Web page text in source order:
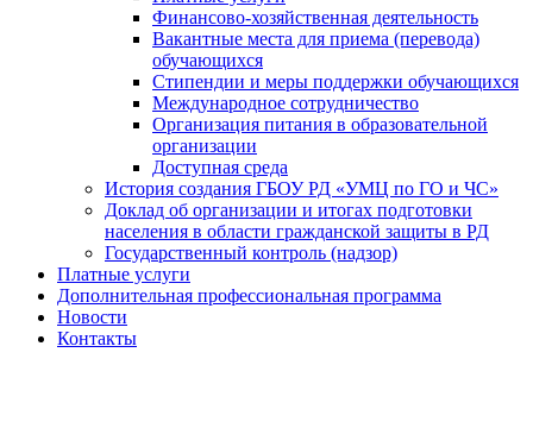
Финансово-хозяйственная деятельность
Вакантные места для приема (перевода)
обучающихся
Стипендии и меры поддержки обучающихся
Международное сотрудничество
Организация питания в образовательной
организации
Доступная среда
История создания ГБОУ РД «УМЦ по ГО и ЧС»
Доклад об организации и итогах подготовки
населения в области гражданской защиты в РД
Государственный контроль (надзор)
Платные услуги
Дополнительная профессиональная программа
Новости
Контакты